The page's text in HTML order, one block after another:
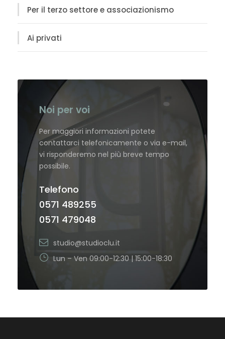
Per il terzo settore e associazionismo
Ai privati
Noi per voi
Per maggiori informazioni potete
contattarci telefonicamente o via e-mail,
vi risponderemo nel più breve tempo
possibile.
Telefono
0571 489255
0571 479048
studio@studioclu.it
Lun – Ven 09:00-12:30 | 15:00-18:30